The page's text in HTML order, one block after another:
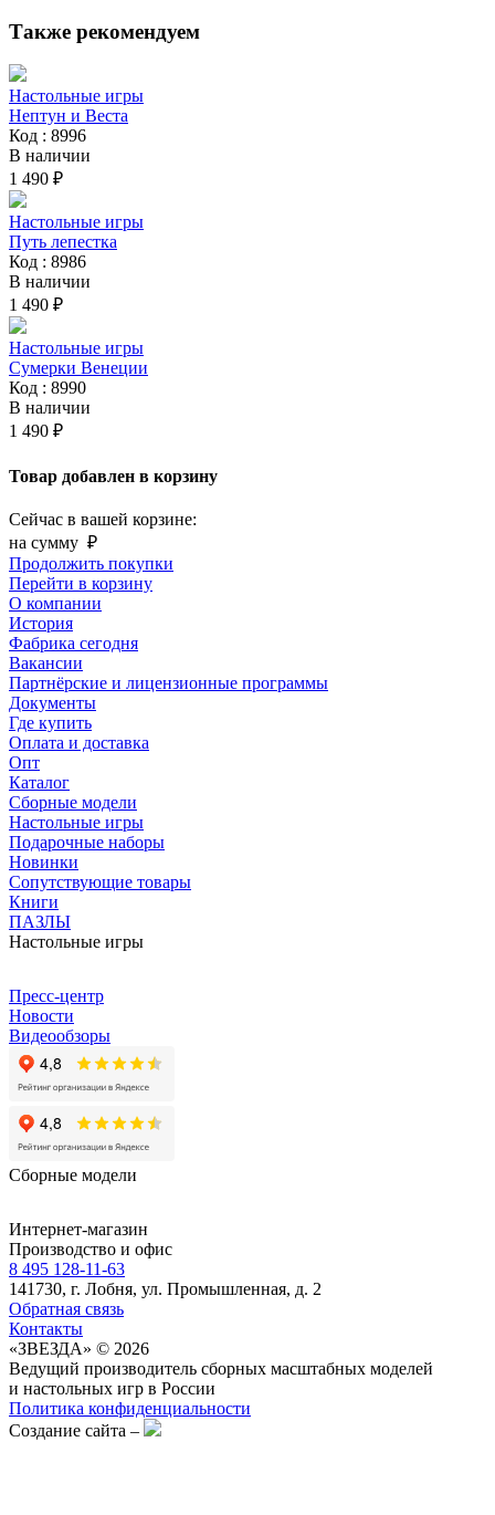
Также рекомендуем
Настольные игры
Нептун и Веста
Код : 8996
В наличии
1 490 ₽
Настольные игры
Путь лепестка
Код : 8986
В наличии
1 490 ₽
Настольные игры
Сумерки Венеции
Код : 8990
В наличии
1 490 ₽
Товар добавлен в корзину
Сейчас в вашей корзине:
на сумму ₽
Продолжить покупки
Перейти в корзину
О компании
История
Фабрика сегодня
Вакансии
Партнёрские и лицензионные программы
Документы
Где купить
Оплата и доставка
Опт
Каталог
Сборные модели
Настольные игры
Подарочные наборы
Новинки
Сопутствующие товары
Книги
ПАЗЛЫ
Настольные игры
Пресс-центр
Новости
Видеообзоры
Сборные модели
Интернет-магазин
Производство и офис
8 495 128-11-63
141730, г. Лобня, ул. Промышленная, д. 2
Обратная связь
Контакты
«ЗВЕЗДА» © 2026
Ведущий производитель сборных масштабных моделей
и настольных игр в России
Политика конфиденциальности
Создание сайта –